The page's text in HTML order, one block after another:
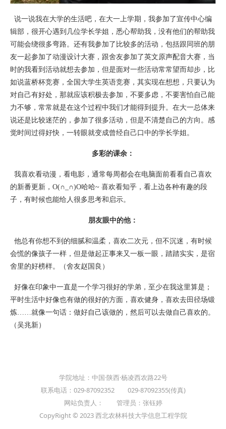
说一说我在大学的生活吧，在大一上学期，我参加了宣传中心编
辑部，很开心遇到几位学长学姐，悉心帮助我，没有他们的帮助我
可能会绕很多弯路。还有我参加了比较多的活动，包括跟同班的朋
友一起参加了动漫设计大赛，跟舍友参加了英文原声配音大赛，当
时的我看到活动就想去参加，但是面对一些活动常常望而却步，比
如说蓝桥杯竞赛，全国大学生英语竞赛，其实现在想想，只要认为
对自己有好处，那就应该积极去参加，不要多虑，不要害怕自己能
力不够，常常就是在这个过程中我们才能得到提升。在大一总体来
说还是比较迷茫的，参加了很多活动，但是不清楚自己的方向。感
觉时间过得好快，一转眼就变成曾经自己口中的学长学姐。
多彩的课余：
我喜欢看动漫，看电影，通常每周都会在电脑面前看看自己喜欢
的新番更新，O(∩_∩)O哈哈~ 喜欢看知乎，看上边各种有趣的段
子，有时候也能给人很多思考和启示。
朋友眼中的他：
他总有你想不到的细腻和温柔，喜欢二次元，但不沉迷，有时候
会慌的像孩子一样，但是做起正事来又一板一眼，踏踏实实，是宿
舍里的好榜样。（舍友赵国良）
好像在印象中一直是一个学习很好的学弟，至少在我这里算是；
平时生活中好像也有做的很好的方面，喜欢健身，喜欢去田径场锻
炼……就像一句话：做好自己该做的，然后可以去做自己喜欢的。
（吴兆新）
学院地址：中国·陕西·杨凌西农路22号
联系电话：029-87092352 029-87092355(传真)
网站负责人： 管理员：张钰婷
CopyRight © 2023 西北农林科技大学信息工程学院